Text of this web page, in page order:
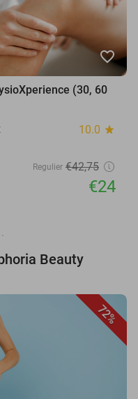
favorite_border
(30, 60
10.0 star
Regulier €42,75
€24
Beauty
72%